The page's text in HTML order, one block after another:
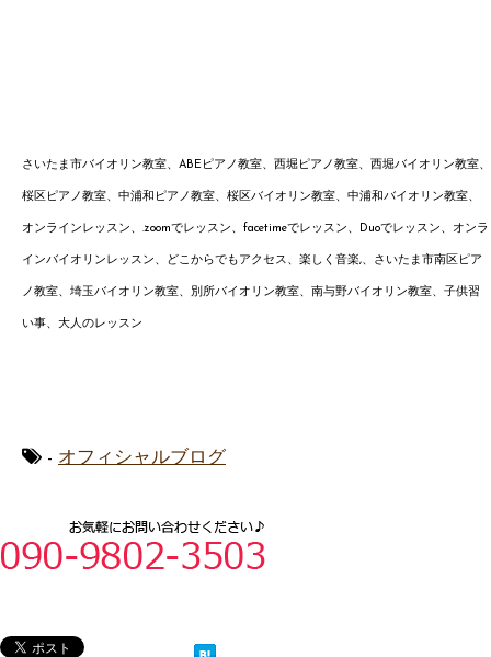
さいたま市バイオリン教室、 ABEピアノ教室、 西堀ピアノ教室、西堀バイオリン教室、
桜区ピアノ教室、中浦和ピアノ教室、桜区バイオリン教室、中浦和バイオリン教室、
オンラインレッスン、.zoomでレッスン、facetimeでレッスン、Duoでレッスン、オンラ
インバイオリンレッスン、どこからでもアクセス、楽しく音楽,、 さいたま市南区ピア
ノ教室、埼玉バイオリン教室、別所バイオリン教室、南与野バイオ リン教室、子供習
い事、大人のレッスン
- オフィシャルブログ